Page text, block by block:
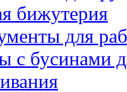
бижутерия
для
с бусинами